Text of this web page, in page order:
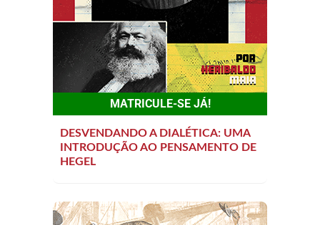
MATRICULE-SE JÁ!
DESVENDANDO A DIALÉTICA: UMA
INTRODUÇÃO AO PENSAMENTO DE
HEGEL